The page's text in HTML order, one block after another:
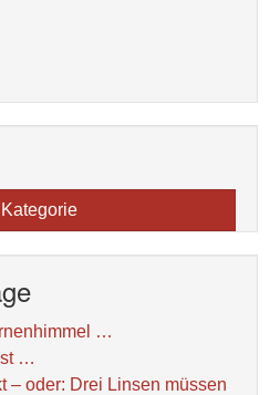
…
…
– oder: Drei Linsen müssen